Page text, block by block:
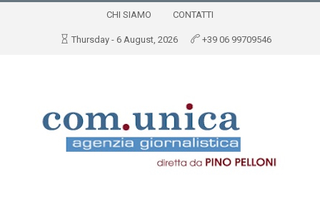
CHI SIAMO CONTATTI
Thursday - 6 August, 2026 +39 06 99709546